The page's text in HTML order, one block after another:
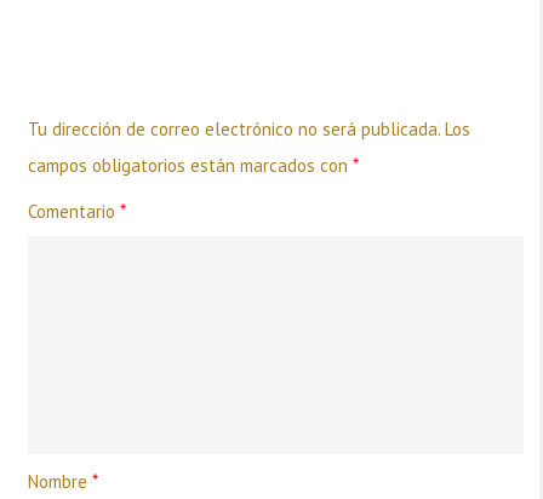
Tu dirección de correo electrónico no será publicada. Los
campos obligatorios están marcados con*
Comentario*
Nombre*